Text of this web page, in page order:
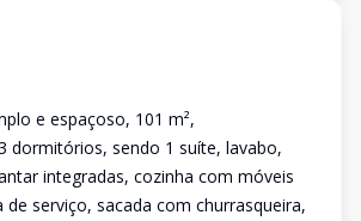
e espaçoso, 101 m²,
dormitórios, sendo 1 suíte, lavabo,
integradas, cozinha com móveis
de serviço, sacada com churrasqueira,